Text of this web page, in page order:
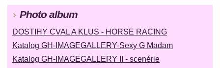
Photo album
DOSTIHY CVAL A KLUS - HORSE RACING
Katalog GH-IMAGEGALLERY-Sexy G Madam
Katalog GH-IMAGEGALLERY II - scenérie